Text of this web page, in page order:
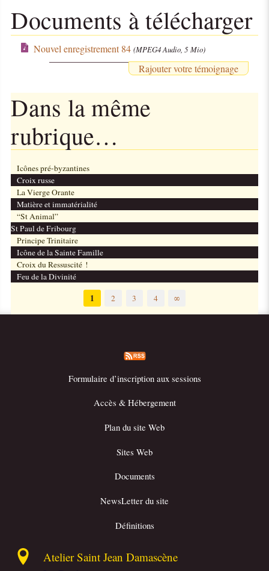
Documents à télécharger
Nouvel enregistrement 84 (MPEG4 Audio, 5 Mio)
Rajouter votre témoignage
Dans la même
rubrique…
Icônes pré-byzantines
Croix russe
La Vierge Orante
Matière et immatérialité
“St Animal”
St Paul de Fribourg
Principe Trinitaire
Icône de la Sainte Famille
Croix du Ressuscité !
Feu de la Divinité
1 2 3 4 ∞
Formulaire d’inscription aux sessions
Accès & Hébergement
Plan du site Web
Sites Web
Documents
NewsLetter du site
Définitions
Atelier Saint Jean Damascène